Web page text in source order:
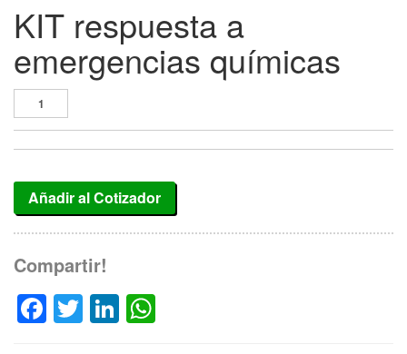
KIT respuesta a
emergencias químicas
Añadir al Cotizador
Compartir!
Facebook
TwitterLinkedIn